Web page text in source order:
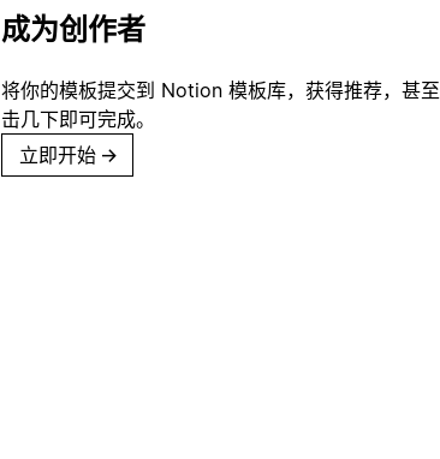
成为创作者
将你的模板提交到 Notion 模板库，获得推荐，甚
击几下即可完成。
立即开始 →